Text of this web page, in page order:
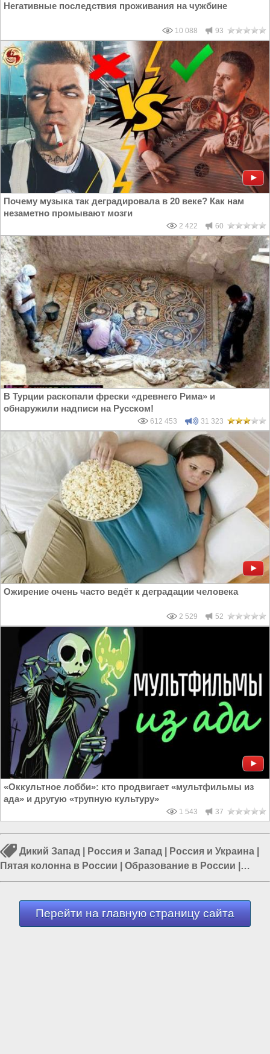
Негативные последствия проживания на чужбине
10 088 93
Почему музыка так деградировала в 20 веке? Как нам
незаметно промывают мозги
2 422 60
В Турции раскопали фрески «древнего Рима» и
обнаружили надписи на Русском!
612 453 31 323
Ожирение очень часто ведёт к деградации человека
2 529 52
«Оккультное лобби»: кто продвигает «мультфильмы из
ада» и другую «трупную культуру»
1 543 37
Дикий Запад Россия и Запад Россия и Украина
Пятая колонна в России
Образование в России
Россия и США|Цифровое слабоумие
Перейти на главную страницу сайта